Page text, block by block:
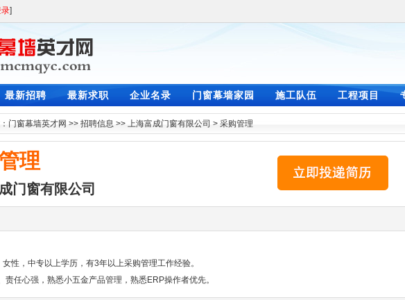
]
最新招聘 最新求职 企业名录 门窗幕墙家园 施工队伍 工程项目
门窗幕墙英才网 >> 招聘信息 >> 上海富成门窗有限公司 > 采购管理
理
门窗有限公司
性，中专以上学历，有3年以上采购管理工作经验。
责任心强，熟悉小五金产品管理，熟悉ERP操作者优先。